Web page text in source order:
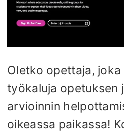
Oletko opettaja,
työkaluja opetuksen
arvioinnin
oikeassa paikassa!